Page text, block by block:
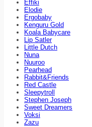
Effiki
Elodie
Ergobaby
Kenguru Gold
Koala Babycare
Lip Satler
Little Dutch
Nuna
Nuuroo
Pearhead
Rabbit&Friends
Red Castle
Sleepytroll
Stephen Joseph
Sweet Dreamers
Voksi
Zazu